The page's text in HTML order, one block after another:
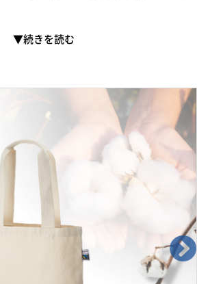
コットンもフェアトレード認証生産者
れた認証コットンです。
証コットンラベルとは？
ラベルは、その原料が生産されてか
工程を経て「国際フェアトレード認証
るまでの各工程で、国際フェアトレー
International）が定めた国際フェア
いることを証明するラベルです。
アトレードだという証明書や目印のよ